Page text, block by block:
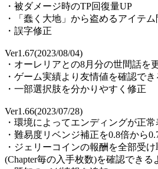
・被ダメージ時のTP回復量UP
・「蠢く大地」から盗めるアイテ
・誤字修正
Ver1.67(2023/08/04)
・オーレリアとの8月分の世間話を
・ゲーム実績より友情値を確認でき
・一部選択肢を分かりやすく修正
Ver1.66(2023/07/28)
・環境によってエンディングが正
・難易度リベンジ補正を0.8倍から
・ジェリーコインの報酬を全部受
(Chapter毎の入手枚数)を確認できる